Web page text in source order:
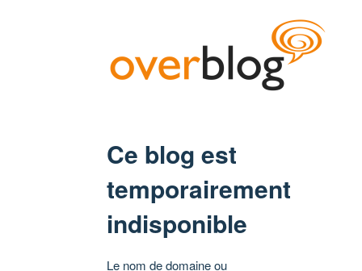
Ce blog est
temporairement
indisponible
Le nom de domaine ou